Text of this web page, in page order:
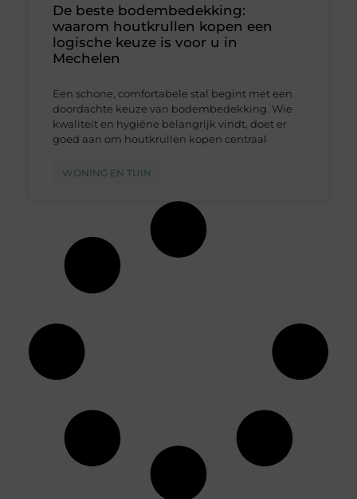
De beste bodembedekking:
waarom houtkrullen kopen een
logische keuze is voor u in
Mechelen
Een schone, comfortabele stal begint met een
doordachte keuze van bodembedekking. Wie
kwaliteit en hygiëne belangrijk vindt, doet er
goed aan om houtkrullen kopen centraal
WONING EN TUIN